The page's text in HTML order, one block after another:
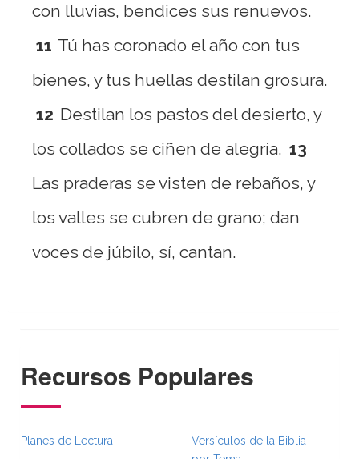
con lluvias, bendices sus renuevos.
11 Tú has coronado el año con tus
bienes, y tus huellas destilan grosura.
12 Destilan los pastos del desierto, y
los collados se ciñen de alegría. 13
Las praderas se visten de rebaños, y
los valles se cubren de grano; dan
voces de júbilo, sí, cantan.
Recursos Populares
Planes de Lectura
Versículos de la Biblia